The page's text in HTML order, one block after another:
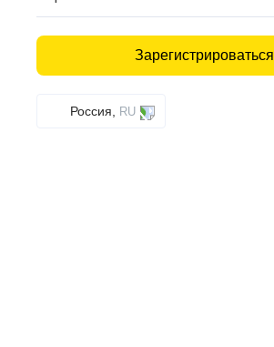
Зарегистрироваться
Россия, RU